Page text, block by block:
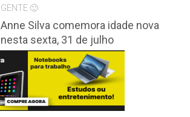
GENTE 🙂
Anne Silva comemora idade nova
nesta sexta, 31 de julho